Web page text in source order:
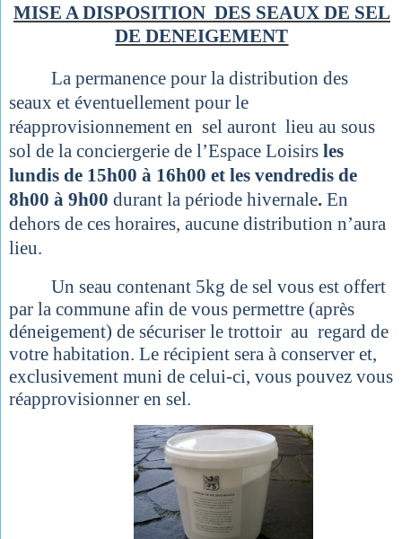
MISE A DISPOSITION DES SEAUX DE SEL
DE DENEIGEMENT
La permanence pour la distribution des
seaux et éventuellement pour le
réapprovisionnement en sel auront lieu au sous
sol de la conciergerie de l’Espace Loisirsles
lundis de 15h00 à 16h00 et les vendredis de
8h00 à 9h00durant la période hivernale.En
dehors de ces horaires, aucune distribution n’aura
lieu.
Un seau contenant 5kg de sel vous est offert
par la commune afin de vous permettre (après
déneigement) de sécuriser le trottoir au regard de
votre habitation. Le récipient sera à conserver et,
exclusivement muni de celui-ci, vous pouvez vous
réapprovisionner en sel.